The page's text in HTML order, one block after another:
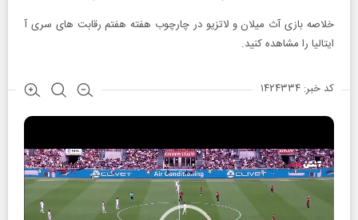
خلاصه بازی آث میلان و لاتزیو در چارچوب هفته هفتم رقابت های سری آ
ایتالیا را مشاهده کنید.
کد خبر: ۱۴۲۴۳۳۴